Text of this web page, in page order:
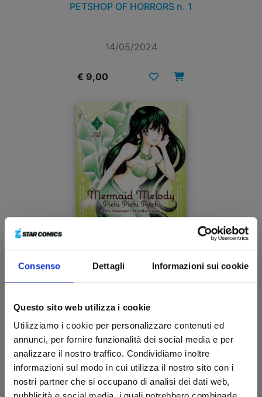
Consenso Dettagli Informazioni sui cookie
Questo sito web utilizza i cookie
Utilizziamo i cookie per personalizzare contenuti ed
annunci, per fornire funzionalità dei social media e per
analizzare il nostro traffico. Condividiamo inoltre
informazioni sul modo in cui utilizza il nostro sito con i
nostri partner che si occupano di analisi dei dati web,
PETSHOP OF HORRORS n. 1
14/05/2024
€ 9,00
MERMAID MELODY - PICHI PICHI PITCH n. 3
€ 12,00